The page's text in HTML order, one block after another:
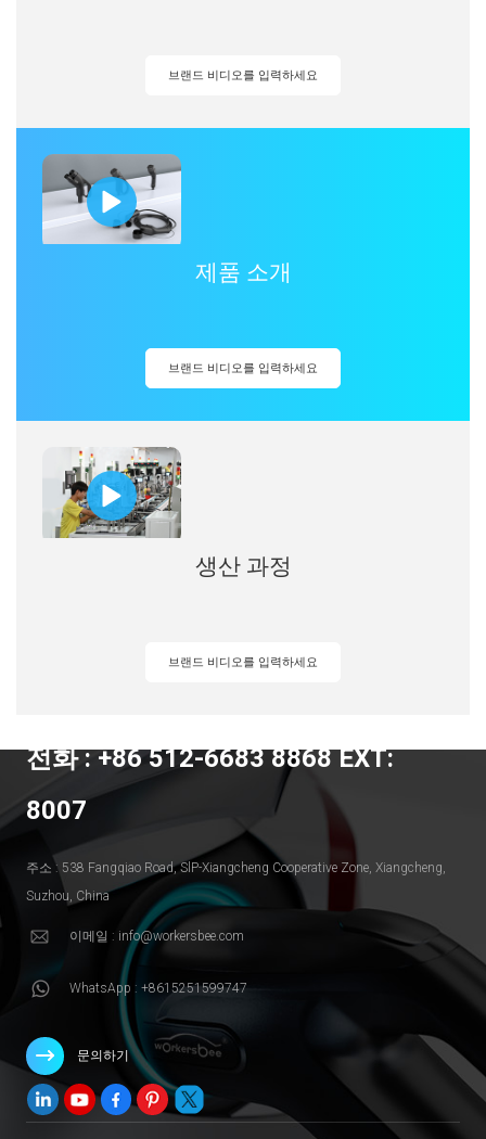
브랜드 비디오를 입력하세요
제품 소개
브랜드 비디오를 입력하세요
생산 과정
브랜드 비디오를 입력하세요
전화 : +86 512-6683 8868 EXT:
8007
주소 : 538 Fangqiao Road, SlP-Xiangcheng Cooperative Zone, Xiangcheng,
Suzhou, China
이메일 : info@workersbee.com
WhatsApp : +8615251599747
문의하기